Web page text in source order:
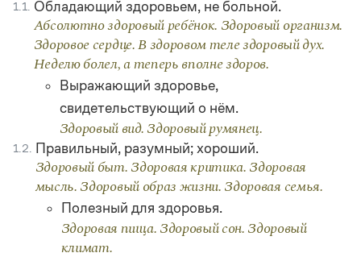
Статьи
Монологи
Интервью
Лекции и подкасты
Рекомендуем
Учебник Грамоты
Правила русского языка: от азов до тонкостей
Интерактивные упражнения: от простого к сложному
Скороговорки
1.1. Обладающий здоровьем, не больной.
Абсолютно здоровый ребёнок. Здоровый организм.
Здоровое сердце. В здоровом теле здоровый дух.
Неделю болел, а теперь вполне здоров.
Выражающий здоровье,
свидетельствующий о нём.
Здоровый вид. Здоровый румянец.
1.2. Правильный, разумный; хороший.
Здоровый быт. Здоровая критика. Здоровая
мысль. Здоровый образ жизни. Здоровая семья.
Полезный для здоровья.
Здоровая пища. Здоровый сон. Здоровый
климат.